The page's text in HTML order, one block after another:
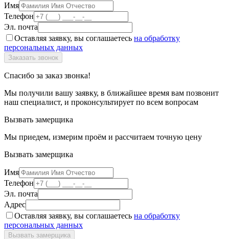
Имя
Телефон
Эл. почта
Оставляя заявку, вы соглашаетесь на обработку
персональных данных
Спасибо за заказ звонка!
Мы получили вашу заявку, в ближайшее время вам позвонит
наш специалист, и проконсультирует по всем вопросам
Вызвать замерщика
Мы приедем, измерим проём и рассчитаем точную цену
Вызвать замерщика
Имя
Телефон
Эл. почта
Адрес
Оставляя заявку, вы соглашаетесь на обработку
персональных данных